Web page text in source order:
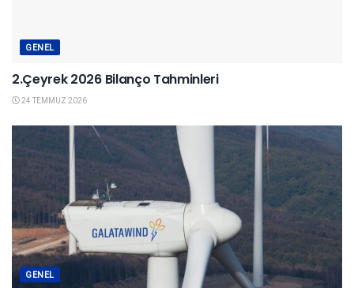
GENEL
2.Çeyrek 2026 Bilanço Tahminleri
24 TEMMUZ 2026
GENEL